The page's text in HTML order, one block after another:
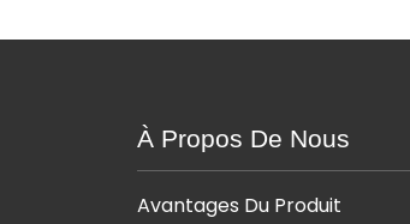
À Propos De Nous
Avantages Du Produit